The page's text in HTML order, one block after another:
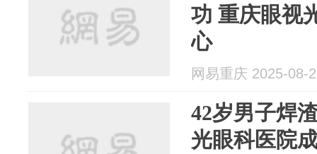
功 重庆眼视
心
网易重庆 2025-08-
42岁男子焊
光眼科医院